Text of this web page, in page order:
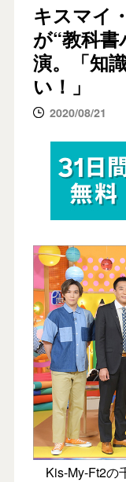
キスマイ
が“教科
演。「知
い！」
2020/08/21
Kis-My-Ft2の